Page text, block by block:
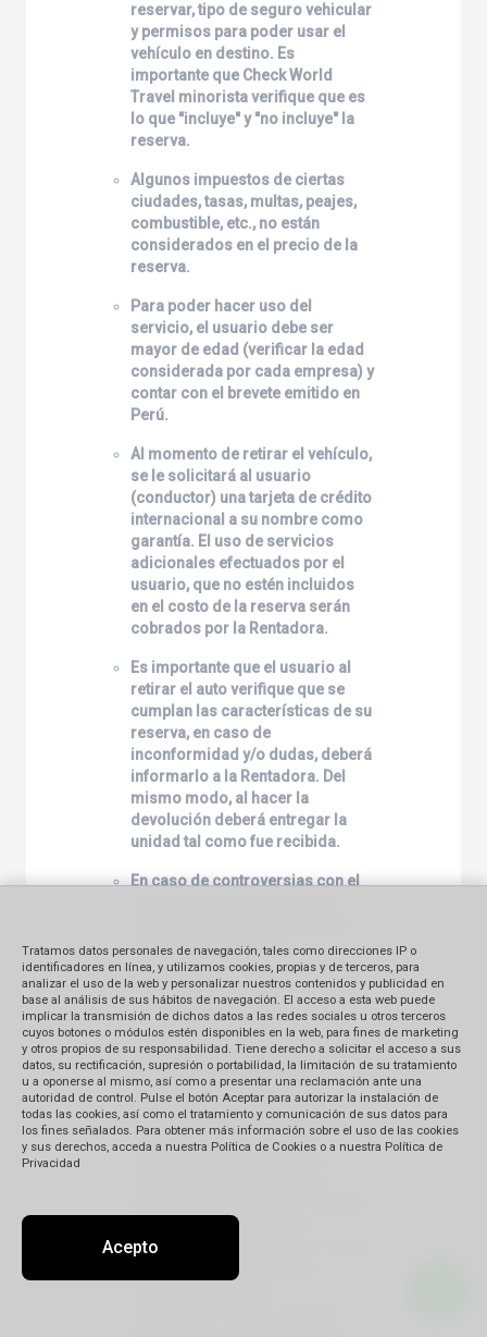
reservar, tipo de seguro vehicular
y permisos para poder usar el
vehículo en destino. Es
importante que Check World
Travel minorista verifique que es
lo que "incluye" y "no incluye" la
reserva.
Algunos impuestos de ciertas
ciudades, tasas, multas, peajes,
combustible, etc., no están
considerados en el precio de la
reserva.
Para poder hacer uso del
servicio, el usuario debe ser
mayor de edad (verificar la edad
considerada por cada empresa) y
contar con el brevete emitido en
Perú.
Al momento de retirar el vehículo,
se le solicitará al usuario
(conductor) una tarjeta de crédito
internacional a su nombre como
garantía. El uso de servicios
adicionales efectuados por el
usuario, que no estén incluidos
en el costo de la reserva serán
cobrados por la Rentadora.
Es importante que el usuario al
retirar el auto verifique que se
cumplan las características de su
reserva, en caso de
inconformidad y/o dudas, deberá
informarlo a la Rentadora. Del
mismo modo, al hacer la
devolución deberá entregar la
unidad tal como fue recibida.
En caso de controversias con el
la empresa Rentadora.
11. Propinas
Aquellos programas que incluyen
propinas a maleteros en los
hoteles y aeropuertos tienen
especial mención al respecto.
Para grupos, las propinas a
lo contrario; no así en los
aeropuertos ya que la mayoría de
Tratamos datos personales de navegación, tales como direcciones IP o
identificadores en línea, y utilizamos cookies, propias y de terceros, para
analizar el uso de la web y personalizar nuestros contenidos y publicidad en
base al análisis de sus hábitos de navegación. El acceso a esta web puede
implicar la transmisión de dichos datos a las redes sociales u otros terceros
cuyos botones o módulos estén disponibles en la web, para fines de marketing
y otros propios de su responsabilidad. Tiene derecho a solicitar el acceso a sus
datos, su rectificación, supresión o portabilidad, la limitación de su tratamiento
u a oponerse al mismo, así como a presentar una reclamación ante una
autoridad de control. Pulse el botón Aceptar para autorizar la instalación de
todas las cookies, así como el tratamiento y comunicación de sus datos para
los fines señalados. Para obtener más información sobre el uso de las cookies
y sus derechos, acceda a nuestra Política de Cookies o a nuestra Política de
Privacidad
Acepto